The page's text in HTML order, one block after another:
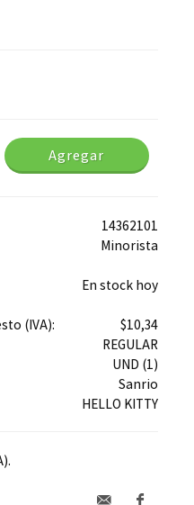
Agregar
14362101
Minorista
En stock hoy
(IVA):
$10,34
REGULAR
UND (1)
Sanrio
HELLO KITTY